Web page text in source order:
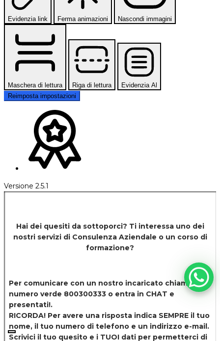
Evidenzia link Ferma animazioni Nascondi immagini
Maschera di lettura Riga di lettura
Evidenzia Al
Reimposta impostazioni
Versione 2.5.1
Hai dei quesiti da sottoporci? Ti interessa uno dei
nostri servizi di Consulenza Aziendale o un corso di
formazione?
Per comunicare con un nostro incaricato chiamaci al
numero verde 800300333 o entra in CHAT e
presentati!.
RICORDA! Per avere una risposta indica SEMPRE il tuo
nome, il tuo numero di telefono e un indirizzo e-mail.
Scrivici il tuo quesito e i TUOI dati per permetterci di